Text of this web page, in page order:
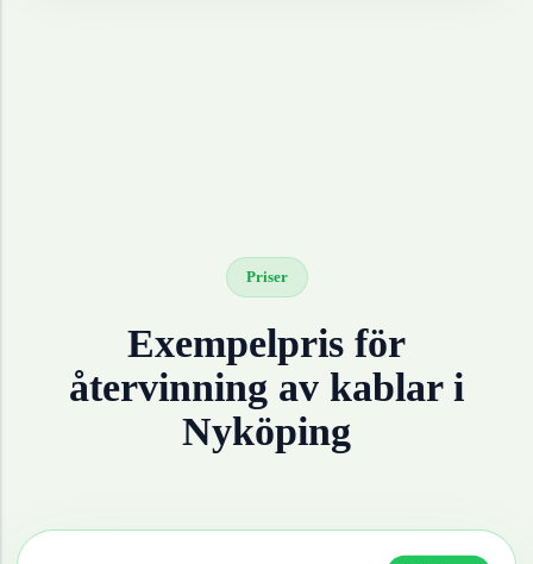
Priser
Exempelpris för
återvinning av kablari
Nyköping